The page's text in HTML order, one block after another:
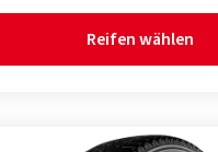
Reifen wählen